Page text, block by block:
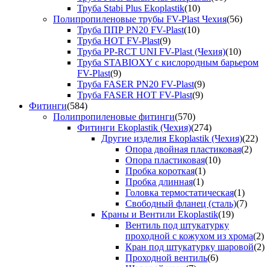
Труба Stabi Plus Ekoplastik(10)
Полипропиленовые трубы FV-Plast Чехия(56)
Труба ППР PN20 FV-Plast(10)
Труба HOT FV-Plast(9)
Труба PP-RCT UNI FV-Plast (Чехия)(10)
Труба STABIOXY с кислородным барьером
FV-Plast(9)
Труба FASER PN20 FV-Plast(9)
Труба FASER HOT FV-Plast(9)
Фитинги(584)
Полипропиленовые фитинги(570)
Фитинги Ekoplastik (Чехия)(274)
Другие изделия Ekoplastik (Чехия)(22)
Опора двойная пластиковая(2)
Опора пластиковая(10)
Пробка короткая(1)
Пробка длинная(1)
Головка термостатическая(1)
Свободный фланец (сталь)(7)
Краны и Вентили Ekoplastik(19)
Вентиль под штукатурку
проходной с кожухом из хрома(2)
Кран под штукатурку шаровой(2)
Проходной вентиль(6)